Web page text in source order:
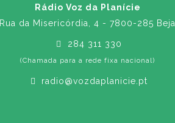
Rádio Voz da Planície
Rua da Misericórdia, 4 - 7800-285 Beja
284 311 330
(Chamada para a rede fixa nacional)
radio@vozdaplanicie.pt